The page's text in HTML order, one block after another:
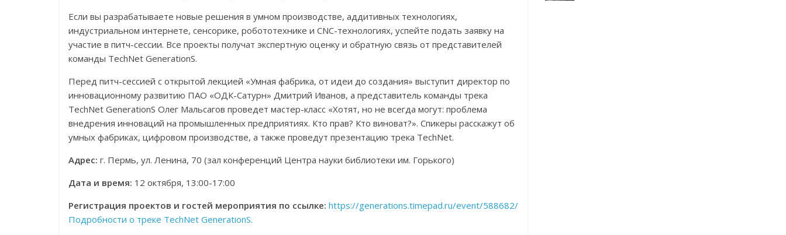
Если вы разрабатываете новые решения в умном производстве, аддитивных технологиях,
индустриальном интернете, сенсорике, робототехнике и CNC-технологиях, успейте подать заявку на
участие в питч-сессии. Все проекты получат экспертную оценку и обратную связь от представителей
команды TechNet GenerationS.
Перед питч-сессией с открытой лекцией «Умная фабрика, от идеи до создания» выступит директор по
инновационному развитию ПАО «ОДК-Сатурн» Дмитрий Иванов, а представитель команды трека
TechNet GenerationS Олег Мальсагов проведет мастер-класс «Хотят, но не всегда могут: проблема
внедрения инноваций на промышленных предприятиях. Кто прав? Кто виноват?». Спикеры расскажут об
умных фабриках, цифровом производстве, а также проведут презентацию трека TechNet.
Адрес: г. Пермь, ул. Ленина, 70 (зал конференций Центра науки библиотеки им. Горького)
Дата и время: 12 октября, 13:00-17:00
Регистрация проектов и гостей мероприятия по ссылке: https://generations.timepad.ru/event/588682/
Подробности о треке TechNet GenerationS.